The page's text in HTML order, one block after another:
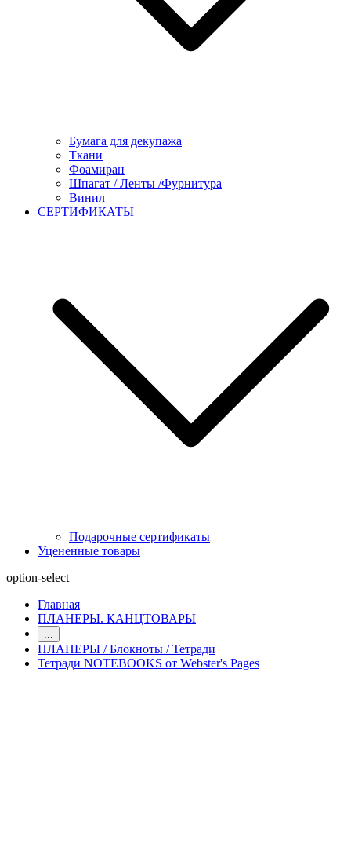
Бумага для декупажа
Ткани
Фоамиран
Шпагат / Ленты /Фурнитура
Винил
СЕРТИФИКАТЫ
Подарочные сертификаты
Уцененные товары
option-select
Главная
ПЛАНЕРЫ. КАНЦТОВАРЫ
ПЛАНЕРЫ / Блокноты / Тетради
Тетради NOTEBOOKS от Webster's Pages